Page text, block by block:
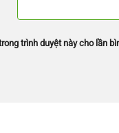
trình duyệt này cho lần